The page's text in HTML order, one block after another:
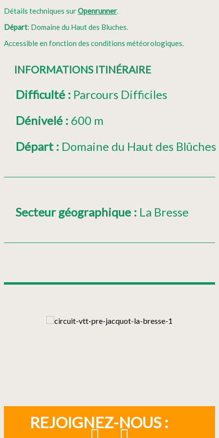
Détails techniques surOpenrunner.
Départ: Domaine du Haut des Bluches.
Accessible en fonction des conditions météorologiques.
INFORMATIONS ITINÉRAIRE
Difficulté : Parcours Difficiles
Dénivelé : 600 m
Départ : Domaine du Haut des Blûches
Secteur géographique : La Bresse
REJOIGNEZ-NOUS :